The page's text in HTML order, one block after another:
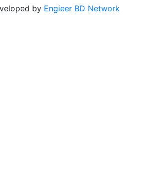
by Engieer BD Network